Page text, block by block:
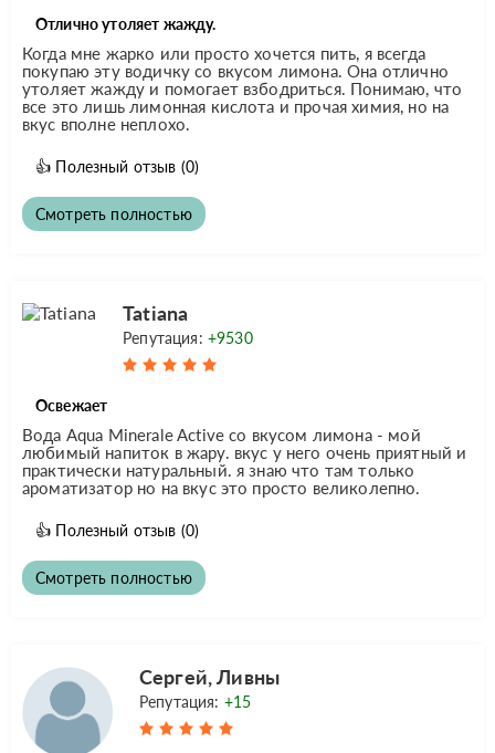
Отлично утоляет жажду.
Когда мне жарко или просто хочется пить, я всегда
покупаю эту водичку со вкусом лимона. Она отлично
утоляет жажду и помогает взбодриться. Понимаю, что
все это лишь лимонная кислота и прочая химия, но на
вкус вполне неплохо.
👍 Полезный отзыв (0)
Смотреть полностью
Tatiana
Репутация: +9530
Освежает
Вода Aqua Minerale Active со вкусом лимона - мой
любимый напиток в жару. вкус у него очень приятный и
практически натуральный. я знаю что там только
ароматизатор но на вкус это просто великолепно.
👍 Полезный отзыв (0)
Смотреть полностью
Сергей, Ливны
Репутация: +15